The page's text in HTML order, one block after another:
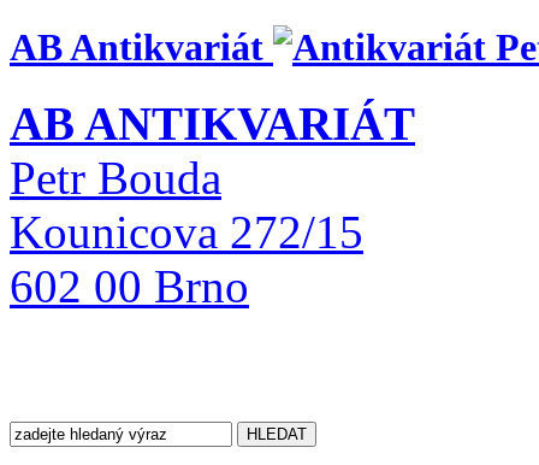
AB Antikvariát
AB ANTIKVARIÁT
Petr Bouda
Kounicova 272/15
602 00 Brno